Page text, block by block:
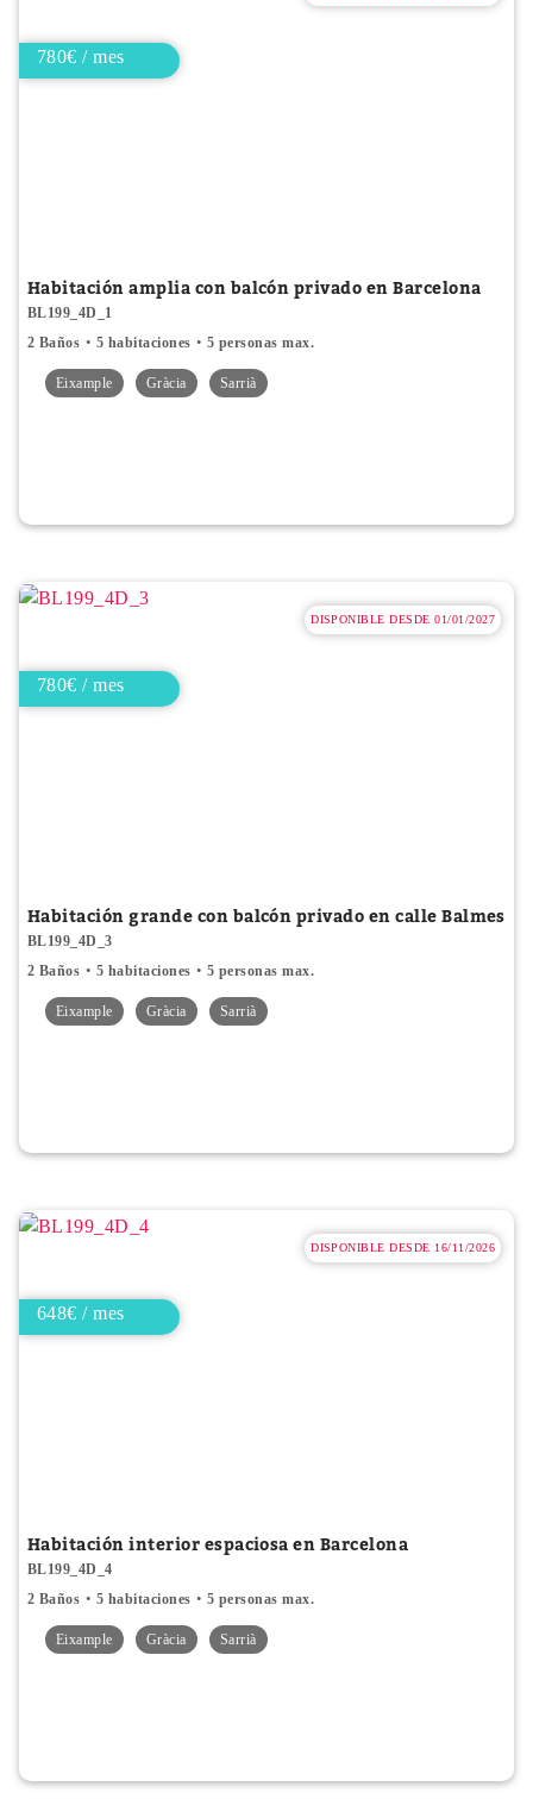
780€ / mes
Habitación amplia con balcón privado en Barcelona
BL199_4D_1
2 Baños
5 habitaciones 5 personas max.
Eixample Gràcia Sarrià
DISPONIBLE DESDE 01/01/2027
780€ / mes
Habitación grande con balcón privado en calle Balmes
BL199_4D_3
2 Baños
5 habitaciones 5 personas max.
Eixample Gràcia Sarrià
DISPONIBLE DESDE 16/11/2026
648€ / mes
Habitación interior espaciosa en Barcelona
BL199_4D_4
2 Baños
5 habitaciones 5 personas max.
Eixample Gràcia Sarrià